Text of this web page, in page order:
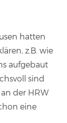
hatten
z.B. wie
aufgebaut
sind
der HRW
eine